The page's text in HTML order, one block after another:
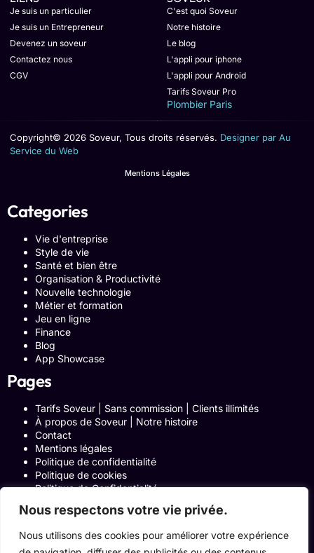
Nous respectons votre vie privée.
Nous utilisons des cookies pour améliorer votre expérience
Je suis un particulier
Je suis un Entrepreneur
Devenez un soveur
Contactez nous
CGV
C'est quoi Soveur
Notre histoire
Le blog
L'appli pour iphone
L'appli pour Android
Tarifs Soveur Pro
Plombier Paris
Copyright© 2026 Soveur, Tous droits réservés. Designer par Au
Service du Web
Mentions Légales
Categories
Vie d'entreprise
Style de vie
Santé et bien être
Organisation & Productivité
Nouvelle technologie
Métier et formation
Jeu en ligne
Finance
Blog
App Showcase
Pages
Tarifs Soveur | Sans commission | Clients illimités
À propos de Soveur | Notre histoire
Contact
Mentions légales
Politique de confidentialité
Politique de cookies
Politique de Confidentialité
Blog
Programme Affiliation